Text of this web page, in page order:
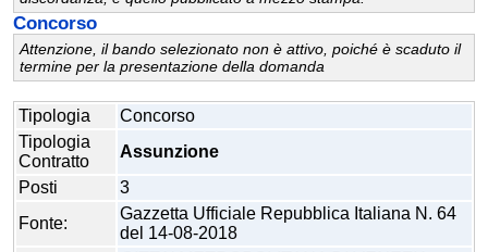
Concorso
Attenzione, il bando selezionato non è attivo, poiché è scaduto il
termine per la presentazione della domanda
Tipologia
Concorso
Tipologia
Contratto
Assunzione
Posti
3
Fonte:
Gazzetta Ufficiale Repubblica Italiana N. 64
del 14-08-2018